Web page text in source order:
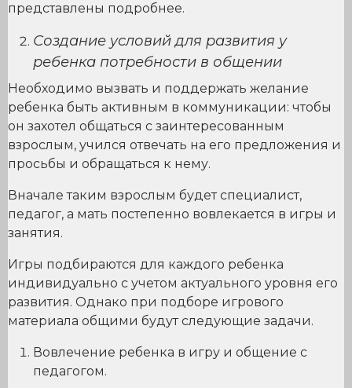
представлены подробнее.
Создание условий для развития у
ребенка потребности в общении
Необходимо вызвать и поддержать желание
ребенка быть активным в коммуникации: чтобы
он захотел общаться с заинтересованным
взрослым, учился отвечать на его предложения и
просьбы и обращаться к нему.
Вначале таким взрослым будет специалист,
педагог, а мать постепенно вовлекается в игры и
занятия.
Игры подбираются для каждого ребенка
индивидуально с учетом актуального уровня его
развития. Однако при подборе игрового
материала общими будут следующие задачи.
Вовлечение ребенка в игру и общение с
педагогом.